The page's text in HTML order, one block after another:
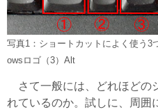
写真1：ショートカットによく使う
owsロゴ（3）Alt
さて一般には、どれほどの
れているのか。試しに、周囲